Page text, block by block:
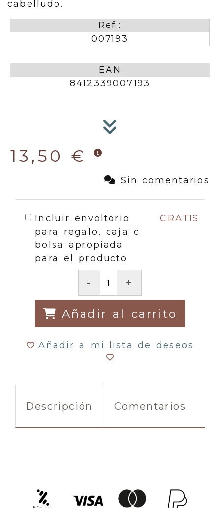
cabelludo.
Ref.:
007193
EAN
8412339007193
13,50 €
Sin comentarios
Incluir envoltorio
para regalo, caja o
bolsa apropiada
para el producto
GRATIS
- +
Añadir al carrito
Añadir a mi lista de deseos
Descripción Comentarios